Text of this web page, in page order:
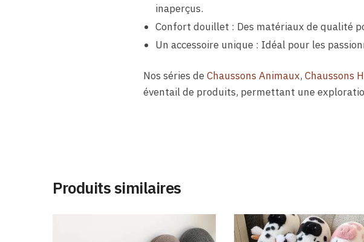
inaperçus.
Confort douillet : Des matériaux de qualité
Un accessoire unique : Idéal pour les
Nos séries deChaussons Animaux, Chaussons
éventail de produits, permettant une
Produits similaires